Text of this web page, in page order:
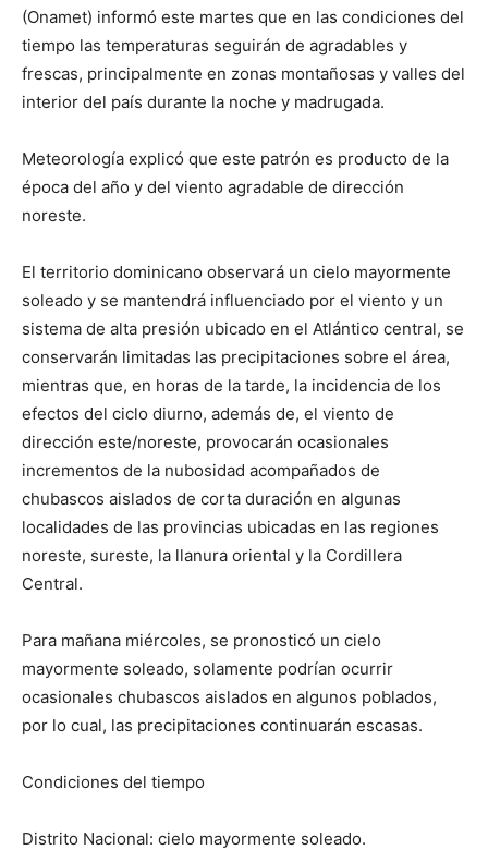
(Onamet) informó este martes que en las condiciones del
tiempo las temperaturas seguirán de agradables y
frescas, principalmente en zonas montañosas y valles del
interior del país durante la noche y madrugada.
Meteorología explicó que este patrón es producto de la
época del año y del viento agradable de dirección
noreste.
El territorio dominicano observará un cielo mayormente
soleado y se mantendrá influenciado por el viento y un
sistema de alta presión ubicado en el Atlántico central, se
conservarán limitadas las precipitaciones sobre el área,
mientras que, en horas de la tarde, la incidencia de los
efectos del ciclo diurno, además de, el viento de
dirección este/noreste, provocarán ocasionales
incrementos de la nubosidad acompañados de
chubascos aislados de corta duración en algunas
localidades de las provincias ubicadas en las regiones
noreste, sureste, la llanura oriental y la Cordillera
Central.
Para mañana miércoles, se pronosticó un cielo
mayormente soleado, solamente podrían ocurrir
ocasionales chubascos aislados en algunos poblados,
por lo cual, las precipitaciones continuarán escasas.
Condiciones del tiempo
Distrito Nacional: cielo mayormente soleado.